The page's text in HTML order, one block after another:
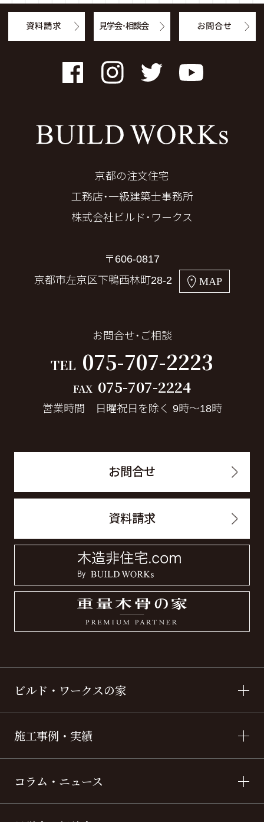
FacebookInstagramTwitter YouTube
京都の注文住宅
工務店・一級建築士事務所
株式会社ビルド・ワークス
〒606-0817
京都市左京区下鴨西林町28-2
MAP
お問合せ・ご相談
TEL 075-707-2223
FAX 075-707-2224
営業時間 日曜祝日を除く 9時～18時
お問合せ
資料請求
ビルド・ワークスの家
施工事例・実績
コラム・ニュース
資料請求 見学会・相談会 お問合せ